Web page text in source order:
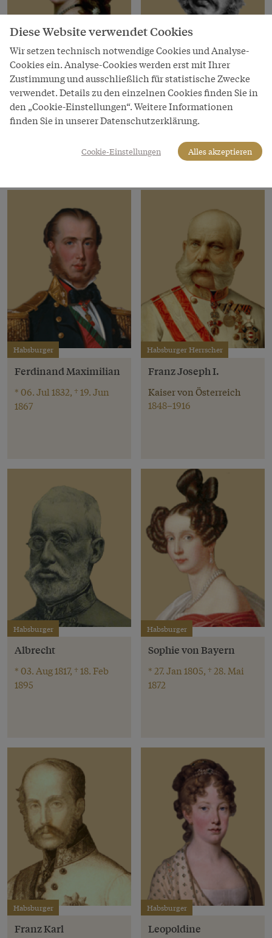
Habsburger
Elisabeth
* 24. Dez 1837, † 10. Sep
1898
Habsburger
Karl Ludwig
Erzherzog von
Österreich
Habsburger
Ferdinand Maximilian
* 06. Jul 1832, † 19. Jun
1867
Habsburger Herrscher
Franz Joseph I.
Kaiser von Österreich
1848–1916
Habsburger
Albrecht
* 03. Aug 1817, † 18. Feb
1895
Habsburger
Sophie von Bayern
* 27. Jan 1805, † 28. Mai
1872
Habsburger
Franz Karl
Habsburger
Leopoldine
Diese Website verwendet Cookies
Wir setzen technisch notwendige Cookies und Analyse-
Cookies ein. Analyse-Cookies werden erst mit Ihrer
Zustimmung und ausschließlich für statistische Zwecke
verwendet. Details zu den einzelnen Cookies finden Sie in
den „Cookie-Einstellungen“. Weitere Informationen
finden Sie in unserer Datenschutzerklärung.
Cookie-Einstellungen Alles akzeptieren